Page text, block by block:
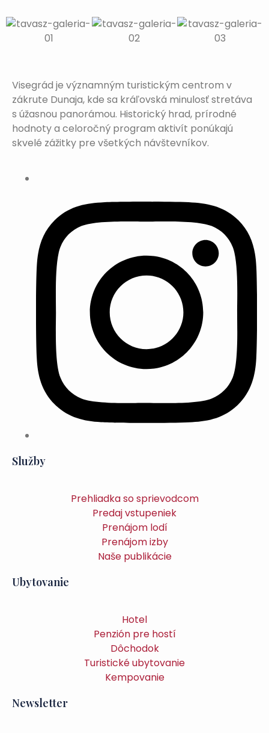
Visegrád je významným turistickým centrom v
zákrute Dunaja, kde sa kráľovská minulosť stretáva
s úžasnou panorámou. Historický hrad, prírodné
hodnoty a celoročný program aktivít ponúkajú
skvelé zážitky pre všetkých návštevníkov.
Služby
Prehliadka so sprievodcom
Predaj vstupeniek
Prenájom lodí
Prenájom izby
Naše publikácie
Ubytovanie
Hotel
Penzión pre hostí
Dôchodok
Turistické ubytovanie
Kempovanie
Newsletter